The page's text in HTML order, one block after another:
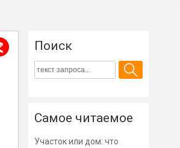
Поиск
Самое читаемое
Участок или дом: что